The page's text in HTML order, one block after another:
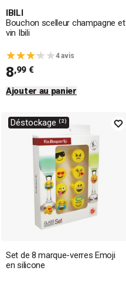
IBILI
Bouchon scelleur champagne et
vin Ibili
4 avis
8,99 €
Ajouter au panier
Déstockage ⁽²⁾
Set de 8 marque-verres Emoji
en silicone